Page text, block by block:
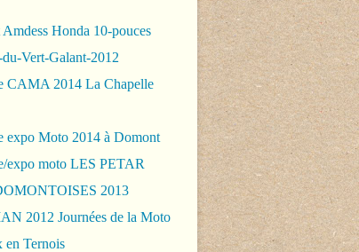
Honda 10-pouces
Vert-Galant-2012
CAMA 2014 La Chapelle
expo Moto 2014 à Domont
expo moto LES PETAR
2013
2012 Journées de la Moto
en Ternois